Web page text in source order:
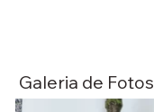
Galeria de Fotos